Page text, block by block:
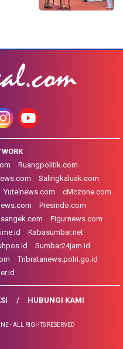
Ruangpolitik.com
Salingkaluak.com
Yutelnews.com
cMczone.com
Presindo.com
Figurnews.com
Kabasumbar.net
Sumbar24jam.id
Tribratanews.polri.go.id
HUBUNGI KAMI
- ALL RIGHTS RESERVED